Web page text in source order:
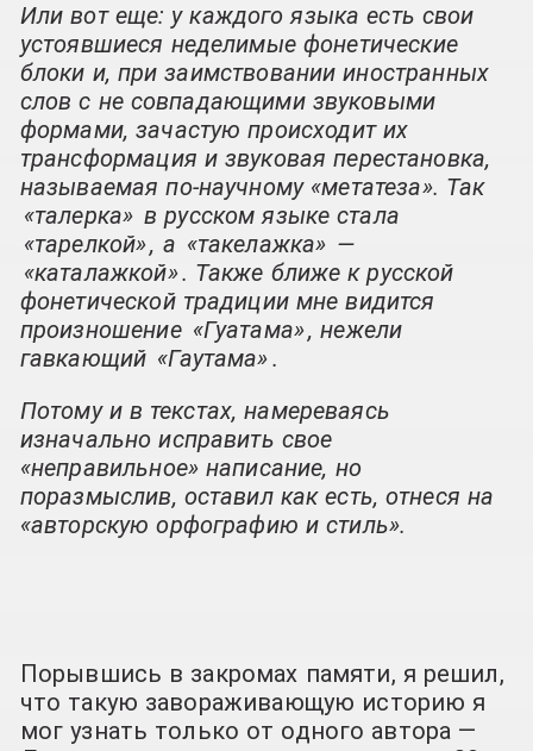
Или вот еще: у каждого языка есть свои
устоявшиеся неделимые фонетические
блоки и, при заимствовании иностранных
слов с не совпадающими звуковыми
формами, зачастую происходит их
трансформация и звуковая перестановка,
называемая по-научному «метатеза». Так
«талерка» в русском языке стала
«тарелкой», а «такелажка» —
«каталажкой». Также ближе к русской
фонетической традиции мне видится
произношение «Гуатама», нежели
гавкающий «Гаутама».
Потому и в текстах, намереваясь
изначально исправить свое
«неправильное» написание, но
поразмыслив, оставил как есть, отнеся на
«авторскую орфографию и стиль».
Порывшись в закромах памяти, я решил,
что такую завораживающую историю я
мог узнать только от одного автора —